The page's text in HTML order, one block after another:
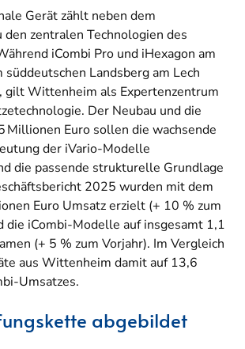
Gerät zählt neben dem
den zentralen Technologien des
iCombi Pro und iHexagon am
Landsberg am Lech
gilt Wittenheim als Expertenzentrum
Der Neubau und die
Millionen Euro sollen die wachsende
der iVario-Modelle
die passende strukturelle Grundlage
2025 wurden mit dem
Euro Umsatz erzielt (+ 10 % zum
die iCombi-Modelle auf insgesamt 1,1
(+ 5 % zum Vorjahr). Im Vergleich
aus Wittenheim damit auf 13,6
Umsatzes.
abgebildet